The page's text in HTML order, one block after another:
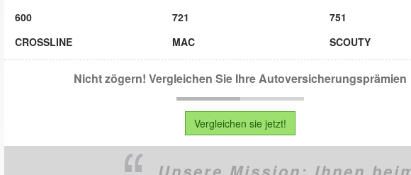
600
721
751
CROSSLINE
MAC SCOUTY
Nicht zögern! Vergleichen Sie Ihre Autoversicherungsprämien
Vergleichen sie jetzt!